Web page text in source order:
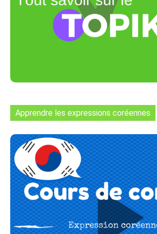
Apprendre les expressions coréennes